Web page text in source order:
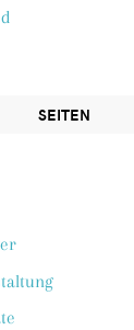
SEITEN